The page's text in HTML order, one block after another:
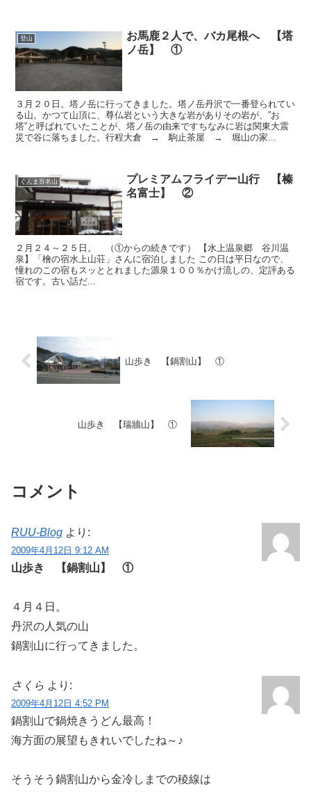
登山
お馬鹿２人で、バカ尾根へ 【塔
ノ岳】 ①
３月２０日。塔ノ岳に行ってきました。塔ノ岳丹沢で一番登られてい
る山。かつて山頂に、尊仏岩という大きな岩がありその岩が、”お
塔”と呼ばれていたことが、塔ノ岳の由来ですちなみに岩は関東大震
災で谷に落ちました。行程大倉 → 駒止茶屋 → 堀山の家...
ぐんま百名山
プレミアムフライデー山行 【榛
名富士】 ②
２月２４～２５日。 （①からの続きです） 【水上温泉郷 谷川温
泉】「檜の宿水上山荘」さんに宿泊しました この日は平日なので、
憧れのこの宿もスッととれました源泉１００％かけ流しの、定評ある
宿です。古い話だ...
山歩き 【鍋割山】 ①
山歩き 【瑞牆山】 ①
コメント
RUU-Blog より:
2009年4月12日 9:12 AM
山歩き 【鍋割山】 ①
４月４日。
丹沢の人気の山
鍋割山に行ってきました。
さくら より:
2009年4月12日 4:52 PM
鍋割山で鍋焼きうどん最高！
海方面の展望もきれいでしたね～♪
そうそう鍋割山から金冷しまでの稜線は